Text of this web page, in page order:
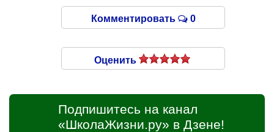
Комментировать 0
Оценить
Подпишитесь на канал
«ШколаЖизни.ру» в Дзене!